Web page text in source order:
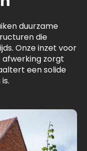
duurzame
die
Onze inzet voor
zorgt
een solide